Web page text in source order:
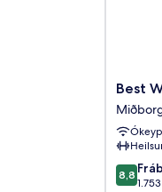
Best
Western
and
hotel
Best
8.8
af
8,8